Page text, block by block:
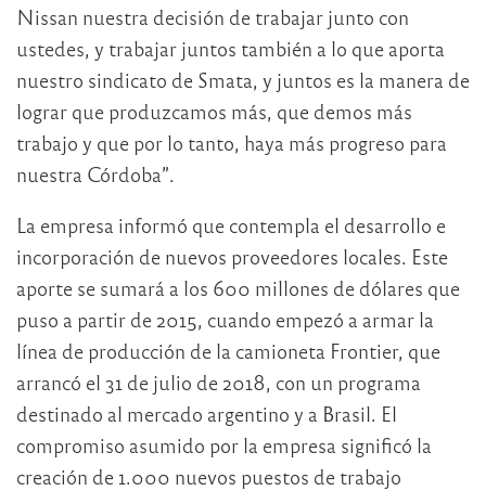
Nissan nuestra decisión de trabajar junto con
ustedes, y trabajar juntos también a lo que aporta
nuestro sindicato de Smata, y juntos es la manera de
lograr que produzcamos más, que demos más
trabajo y que por lo tanto, haya más progreso para
nuestra Córdoba”.
La empresa informó que contempla el desarrollo e
incorporación de nuevos proveedores locales. Este
aporte se sumará a los 600 millones de dólares que
puso a partir de 2015, cuando empezó a armar la
línea de producción de la camioneta Frontier, que
arrancó el 31 de julio de 2018, con un programa
destinado al mercado argentino y a Brasil. El
compromiso asumido por la empresa significó la
creación de 1.000 nuevos puestos de trabajo